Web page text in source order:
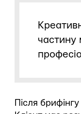
частину
Після